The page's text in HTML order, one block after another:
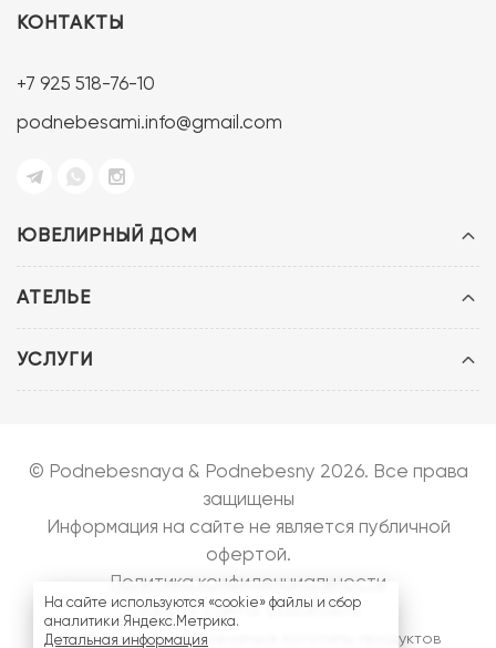
ЮВЕЛИРНЫЙ ДОМ
АТЕЛЬЕ
УСЛУГИ
КОНТАКТЫ
+7 925 518-76-10
podnebesami.info@gmail.com
© Podnebesnaya & Podnebesny 2026. Все права
защищены
Информация на сайте не является публичной
офертой.
Политика конфиденциальности
Запуск сайта:bazarow.ru
На сайте могут встречаться логотипы продуктов
На сайте используются «cookie» файлы и сбор
аналитики Яндекс.Метрика.
Детальная информация